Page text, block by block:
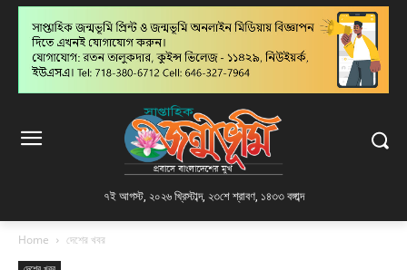
৭ই আগস্ট, ২০২৬ খ্রিস্টাব্দ, ২৩শে শ্রাবণ, ১৪৩৩ বঙ্গাব্দ
Home দেশের খবর